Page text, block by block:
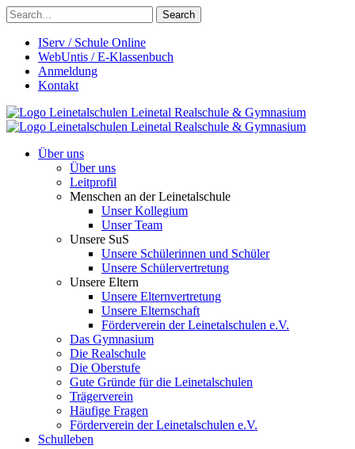
Search
IServ / Schule Online
WebUntis / E-Klassenbuch
Anmeldung
Kontakt
Leinetalschulen Leinetal Realschule & Gymnasium
Leinetalschulen Leinetal Realschule & Gymnasium
Über uns
Über uns
Leitprofil
Menschen an der Leinetalschule
Unser Kollegium
Unser Team
Unsere SuS
Unsere Schülerinnen und Schüler
Unsere Schülervertretung
Unsere Eltern
Unsere Elternvertretung
Unsere Elternschaft
Förderverein der Leinetalschulen e.V.
Das Gymnasium
Die Realschule
Die Oberstufe
Gute Gründe für die Leinetalschulen
Trägerverein
Häufige Fragen
Förderverein der Leinetalschulen e.V.
Schulleben